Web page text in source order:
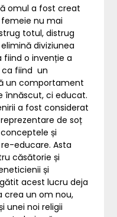
omul a fost creat
nu mai
totul, distrug
diviziunea
fiind o invenție a
ca fiind un
un comportament
înnăscut, ci educat.
a fost considerat
reprezentare de soț
și
educare. Asta
căsătorie și
și
acest lucru deja
crea un om nou,
unei noi religii